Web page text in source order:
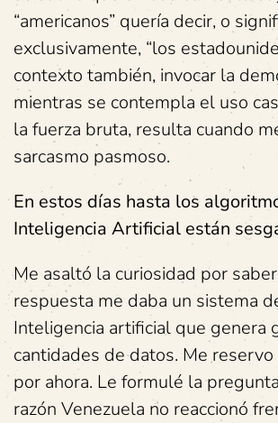
“americanos” quería decir, o
exclusivamente, “los
contexto también, invocar la
mientras se contempla el uso
la fuerza bruta, resulta cuando
sarcasmo pasmoso.
En estos días hasta los
Inteligencia Artificial están
Me asaltó la curiosidad por
respuesta me daba un sistema
Inteligencia artificial que genera
cantidades de datos. Me
por ahora. Le formulé la
razón Venezuela no reaccionó